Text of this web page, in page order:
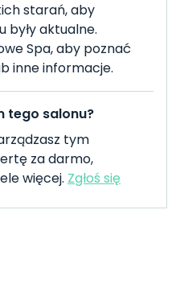
starań, aby
aktualne.
Spa, aby poznać
inne informacje.
tego salonu?
tym
za darmo,
więcej. Zgłoś się